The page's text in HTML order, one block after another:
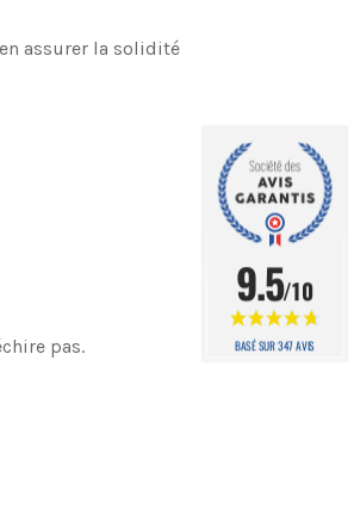
assurer la solidité
pas.
9.5/10
BASÉ SUR 347 AVIS